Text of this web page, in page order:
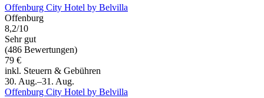
Offenburg City Hotel by Belvilla
Offenburg
8,2/10
Sehr gut
(486 Bewertungen)
79 €
inkl. Steuern & Gebühren
30. Aug.–31. Aug.
Offenburg City Hotel by Belvilla